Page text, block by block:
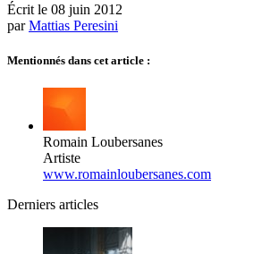
Écrit le 08 juin 2012
parMattias Peresini
Mentionnés dans cet article :
Romain Loubersanes
Artiste
www.romainloubersanes.com
Derniers articles